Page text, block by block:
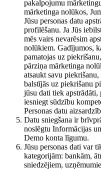
pakalpojumu
mārketinga nolūkos,
Jūsu personas datu
profilēšanu. Ja Jūs
mēs vairs nevarēsim
nolūkiem. Gadījumos,
pamatojas uz
pārziņa mārketinga
atsaukt savu
balstījās uz piekrišanu
jūsu dati tiek
iesniegt sūdzību
Personas datu
Datu sniegšana ir
noslēgtu Informācijas
Demo konta līgumu.
Jūsu personas dati var
kategorijām: bankām,
sniedzējiem,